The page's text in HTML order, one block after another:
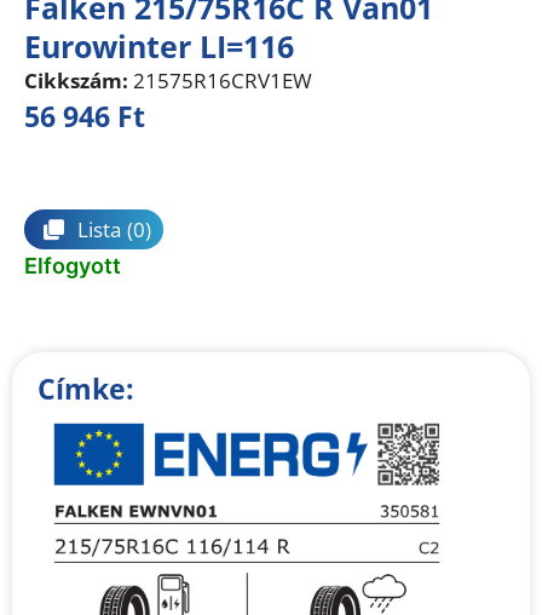
Eurowinter LI=116
Cikkszám: 21575R16CRV1EW
56 946 Ft
Lista (0)
Elfogyott
Címke: